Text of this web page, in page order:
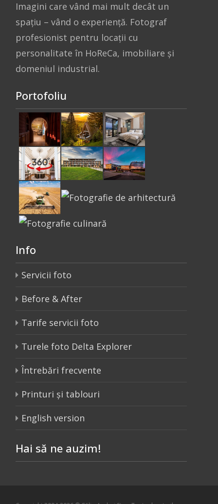
Imagini care vând mai mult decât un
spațiu – vând o experiență. Fotograf
profesionist pentru locații cu
personalitate în HoReCa, imobiliare și
domeniul industrial.
Portofoliu
Info
Servicii foto
Before & After
Tarife servicii foto
Turele foto Delta Explorer
Întrebări frecvente
Printuri și tablouri
English version
Hai să ne auzim!